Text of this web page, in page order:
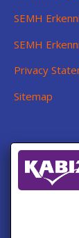
SEMH
SEMH
Privacy
Sitemap